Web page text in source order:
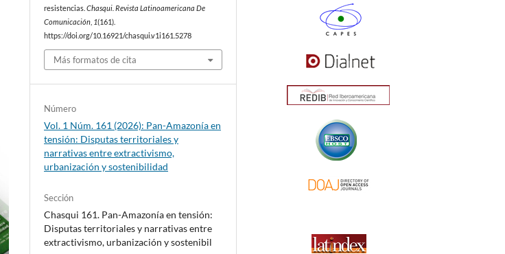
resistencias.Chasqui. Revista Latinoamericana De
Comunicación 1(161).
https://doi.org/10.16921/chasqui.v1i161.5278
Más formatos de cita
Número
Vol. 1 Núm. 161 (2026): Pan-Amazonía en
tensión: Disputas territoriales y
narrativas entre extractivismo,
urbanización y sostenibilidad
Sección
Chasqui 161. Pan-Amazonía en tensión:
Disputas territoriales y narrativas entre
extractivismo, urbanización y sostenibil